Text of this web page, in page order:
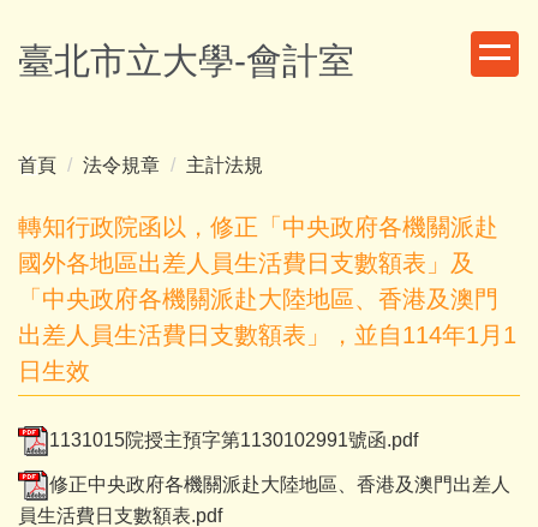
到
主
容
臺北市立大學-會計室
首頁 法令規章 主計法規
轉知行政院函以，修正「中央政府各機關派赴
國外各地區出差人員生活費日支數額表」及
「中央政府各機關派赴大陸地區、香港及澳門
出差人員生活費日支數額表」，並自114年1月1
日生效
1131015院授主預字第1130102991號函.pdf
修正中央政府各機關派赴大陸地區、香港及澳門出差人
員生活費日支數額表.pdf